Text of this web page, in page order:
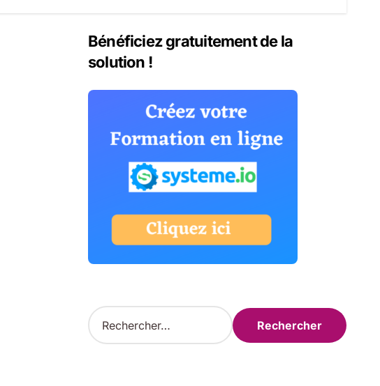
Bénéficiez gratuitement de la
solution !
R
e